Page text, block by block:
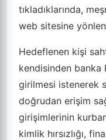
tıkladıklarında,
web sitesine
Hedeflenen kişi
kendisinden
girilmesi istenerek
doğrudan erişim
girişimlerinin
kimlik hırsızlığı,